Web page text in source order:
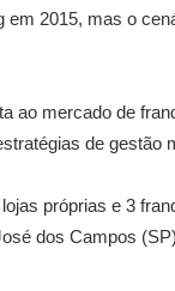
em 2015, mas o
ao mercado de
de gestão
próprias e 3
dos Campos